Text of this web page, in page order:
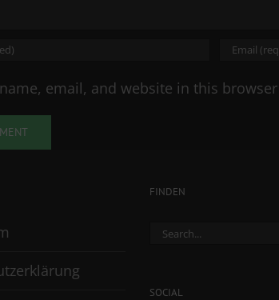
email, and website in this
FINDEN
Search
SOCIAL